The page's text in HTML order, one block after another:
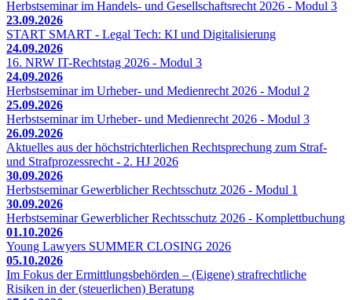
Herbstseminar im Handels- und Gesellschaftsrecht 2026 - Modul 3
23.09.2026
START SMART - Legal Tech: KI und Digitalisierung
24.09.2026
16. NRW IT-Rechtstag 2026 - Modul 3
24.09.2026
Herbstseminar im Urheber- und Medienrecht 2026 - Modul 2
25.09.2026
Herbstseminar im Urheber- und Medienrecht 2026 - Modul 3
26.09.2026
Aktuelles aus der höchstrichterlichen Rechtsprechung zum Straf-
und Strafprozessrecht - 2. HJ 2026
30.09.2026
Herbstseminar Gewerblicher Rechtsschutz 2026 - Modul 1
30.09.2026
Herbstseminar Gewerblicher Rechtsschutz 2026 - Komplettbuchung
01.10.2026
Young Lawyers SUMMER CLOSING 2026
05.10.2026
Im Fokus der Ermittlungsbehörden – (Eigene) strafrechtliche
Risiken in der (steuerlichen) Beratung